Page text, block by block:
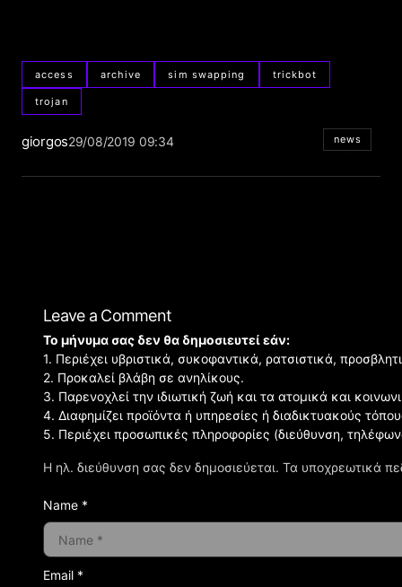
access archive sim swapping trickbot
trojan
giorgos29/08/2019 09:34 news
Leave a Comment
Η ηλ. διεύθυνση σας δεν δημοσιεύεται. Τα υποχρεωτικά
Το μήνυμα σας δεν θα δημοσιευτεί εάν:
1. Περιέχει υβριστικά, συκοφαντικά, ρατσιστικά,
2. Προκαλεί βλάβη σε ανηλίκους.
3. Παρενοχλεί την ιδιωτική ζωή και τα ατομικά και
4. Διαφημίζει προϊόντα ή υπηρεσίες ή διαδικτυακούς
5. Περιέχει προσωπικές πληροφορίες (διεύθυνση,
Name *
Email *